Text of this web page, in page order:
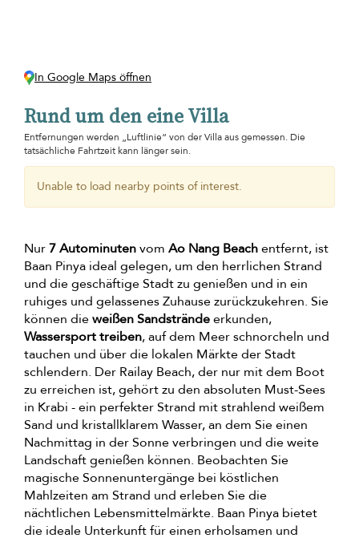
In Google Maps öffnen
Rund um den eine Villa
Entfernungen werden „Luftlinie“ von der Villa aus gemessen. Die
tatsächliche Fahrtzeit kann länger sein.
Unable to load nearby points of interest.
Nur7 Autominutenvom Ao Nang Beachentfernt, ist
Baan Pinya ideal gelegen, um den herrlichen Strand
und die geschäftige Stadt zu genießen und in ein
ruhiges und gelassenes Zuhause zurückzukehren. Sie
können dieweißen Sandsträndeerkunden,
Wassersport treiben, auf dem Meer schnorcheln und
tauchen und über die lokalen Märkte der Stadt
schlendern. Der Railay Beach, der nur mit dem Boot
zu erreichen ist, gehört zu den absoluten Must-Sees
in Krabi - ein perfekter Strand mit strahlend weißem
Sand und kristallklarem Wasser, an dem Sie einen
Nachmittag in der Sonne verbringen und die weite
Landschaft genießen können. Beobachten Sie
magische Sonnenuntergänge bei köstlichen
Mahlzeiten am Strand und erleben Sie die
nächtlichen Lebensmittelmärkte. Baan Pinya bietet
die ideale Unterkunft für einen erholsamen und